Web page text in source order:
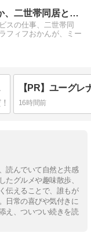
ヘルパーおかん。介護とか、二世帯同居とかマンガ。
スの仕事、二世帯同
フィフおかんが、ミー
う③ 【PR】ユーグレ
16時間前
読んでいて自然と共感
たグルメや趣味散歩、
伝えることで、誰もが
日常の喜びや気付きに
え、ついつい続きを読